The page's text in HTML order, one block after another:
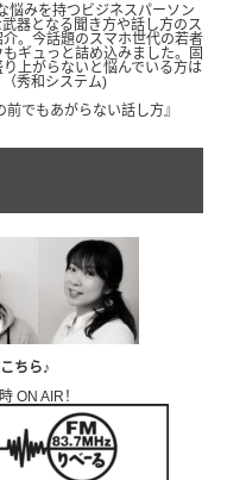
悩みを持つビジネスパーソン
器となる聞き方や話し方のス
。今話題のスマホ世代の若者
ギュっと詰め込みました。固
上がらないと悩んでいる方は
秀和システム)
でもあがらない話し方』
ちら♪
ON AIR！